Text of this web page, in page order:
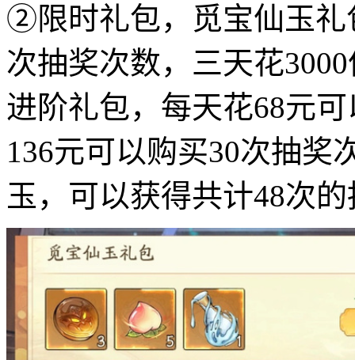
②限时礼包，觅宝仙玉礼
次抽奖次数，三天花
进阶礼包，每天花68元
136元可以购买30次抽奖
玉，可以获得共计48次